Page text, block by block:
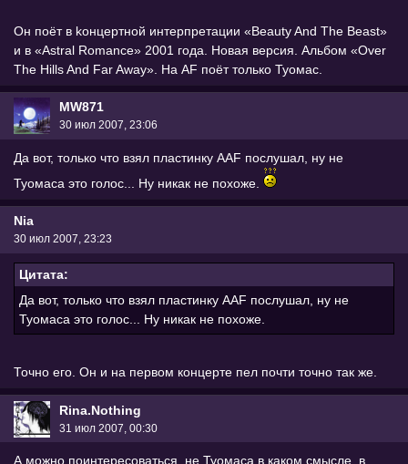
Он поёт в kонцертной интерпретации «Beauty And The Beast»
и в «Astral Romance» 2001 года. Новая версия. Альбом «Over
The Hills And Far Away». На AF поёт только Туомас.
MW871
30 июл 2007, 23:06
Да вот, только что взял пластинку AAF послушал, ну не
Туомаса это голос... Ну никак не похоже.
Nia
30 июл 2007, 23:23
Цитата:
Да вот, только что взял пластинку AAF послушал, ну не
Туомаса это голос... Ну никак не похоже.
Точно его. Он и на первом концерте пел почти точно так же.
Rina.Nothing
31 июл 2007, 00:30
А можно поинтересоваться, не Туомаса в каком смысле, в